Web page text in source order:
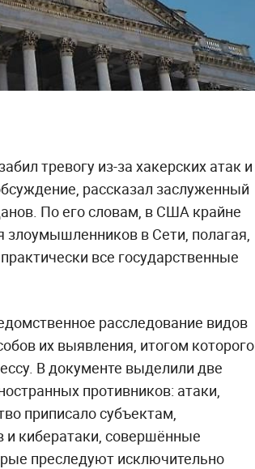
тревогу из-за хакерских атак и
рассказал заслуженный
По его словам, в США крайне
злоумышленников в Сети, полагая,
все государственные
расследование видов
их выявления, итогом которого
В документе выделили две
противников: атаки,
приписало субъектам,
кибератаки, совершённые
преследуют исключительно